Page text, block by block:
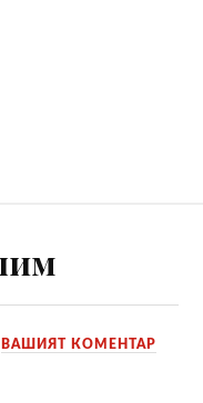
ВАШИЯТ КОМЕНТАР